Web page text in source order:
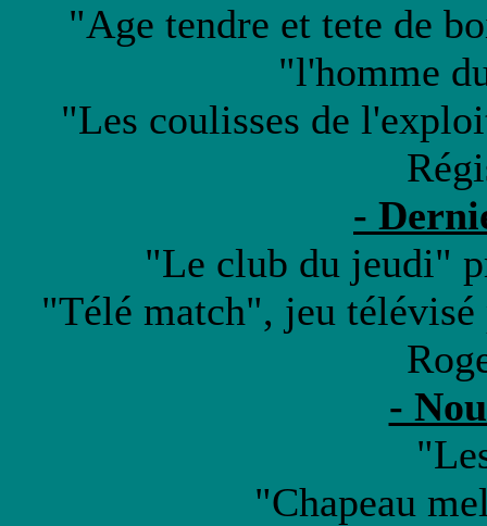
"Age tendre et tete de
"l'homme
"Les coulisses de
-
"Le club du jeudi"
"Télé match", jeu télévisé
-
"Chapeau